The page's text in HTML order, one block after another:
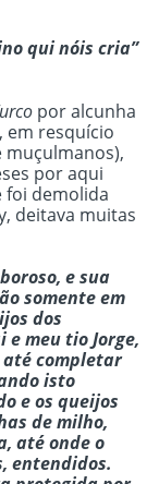
qui nóis cria”
por alcunha
em resquício
por aqui
foi demolida
deitava muitas
e sua
somente em
dos
meu tio Jorge,
até completar
isto
e os queijos
de milho,
até onde o
entendidos.